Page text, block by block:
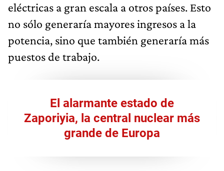
eléctricas a gran escala a otros países. Esto
no sólo generaría mayores ingresos a la
potencia, sino que también generaría más
puestos de trabajo.
El alarmante estado de
Zaporiyia, la central nuclear más
grande de Europa